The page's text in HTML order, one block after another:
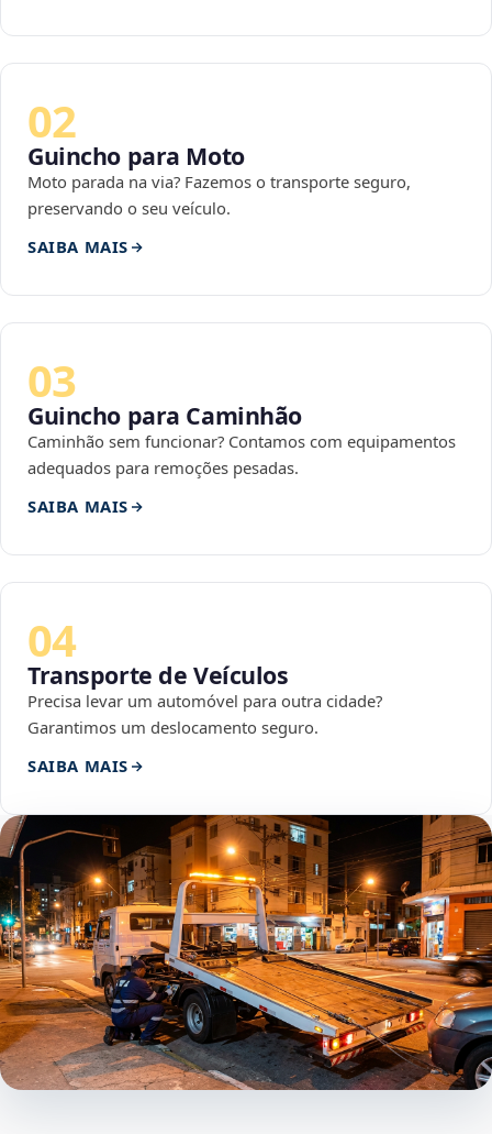
02
Guincho para Moto
Moto parada na via? Fazemos o transporte seguro,
preservando o seu veículo.
SAIBA MAIS
03
Guincho para Caminhão
Caminhão sem funcionar? Contamos com equipamentos
adequados para remoções pesadas.
SAIBA MAIS
04
Transporte de Veículos
Precisa levar um automóvel para outra cidade?
Garantimos um deslocamento seguro.
SAIBA MAIS